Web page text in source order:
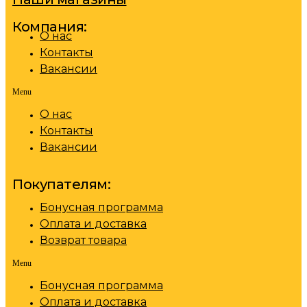
Компания:
О нас
Контакты
Вакансии
Menu
О нас
Контакты
Вакансии
Покупателям:
Бонусная программа
Оплата и доставка
Возврат товара
Menu
Бонусная программа
Оплата и доставка